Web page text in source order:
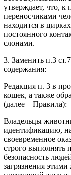
утверждает, что, к
переносчиками
находится в
постоянного
слонами.
3. Заменить п.3
содержания:
Редакция п. 3 в
кошек, а также
(далее – Правила):
Владельцы
идентификацию,
своевременное
строго выполнять
безопасность
загрязнения